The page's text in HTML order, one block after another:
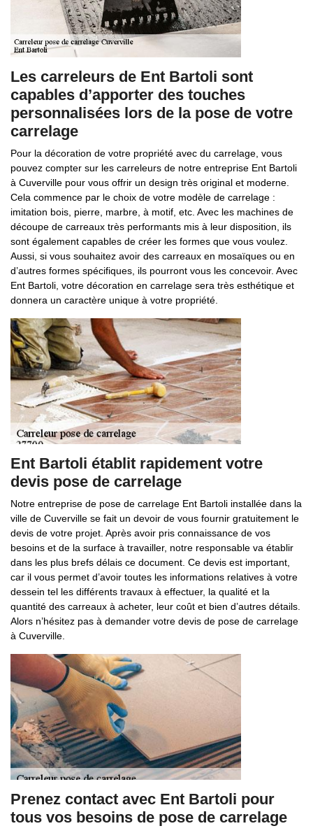
Les carreleurs de Ent Bartoli sont
capables d’apporter des touches
personnalisées lors de la pose de votre
carrelage
Pour la décoration de votre propriété avec du carrelage, vous
pouvez compter sur les carreleurs de notre entreprise Ent Bartoli
à Cuverville pour vous offrir un design très original et moderne.
Cela commence par le choix de votre modèle de carrelage :
imitation bois, pierre, marbre, à motif, etc. Avec les machines de
découpe de carreaux très performants mis à leur disposition, ils
sont également capables de créer les formes que vous voulez.
Aussi, si vous souhaitez avoir des carreaux en mosaïques ou en
d’autres formes spécifiques, ils pourront vous les concevoir. Avec
Ent Bartoli, votre décoration en carrelage sera très esthétique et
donnera un caractère unique à votre propriété.
Ent Bartoli établit rapidement votre
devis pose de carrelage
Notre entreprise de pose de carrelage Ent Bartoli installée dans la
ville de Cuverville se fait un devoir de vous fournir gratuitement le
devis de votre projet. Après avoir pris connaissance de vos
besoins et de la surface à travailler, notre responsable va établir
dans les plus brefs délais ce document. Ce devis est important,
car il vous permet d’avoir toutes les informations relatives à votre
dessein tel les différents travaux à effectuer, la qualité et la
quantité des carreaux à acheter, leur coût et bien d’autres détails.
Alors n’hésitez pas à demander votre devis de pose de carrelage
à Cuverville.
Prenez contact avec Ent Bartoli pour
tous vos besoins de pose de carrelage